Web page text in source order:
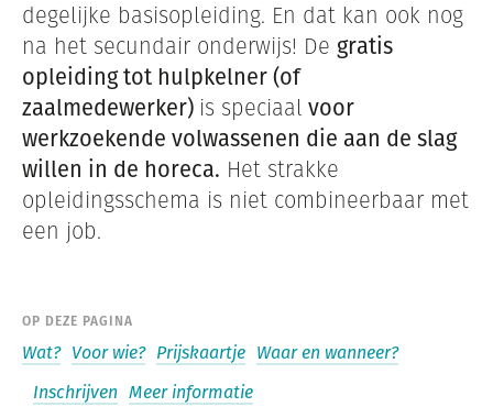
degelijke basisopleiding. En dat kan ook nog
na het secundair onderwijs! De gratis
opleiding tot hulpkelner (of
zaalmedewerker) is speciaal voor
werkzoekende volwassenen die aan de slag
willen in de horeca. Het strakke
opleidingsschema is niet combineerbaar met
een job.
OP DEZE PAGINA
Wat? Voor wie? Prijskaartje Waar en wanneer?
Inschrijven Meer informatie